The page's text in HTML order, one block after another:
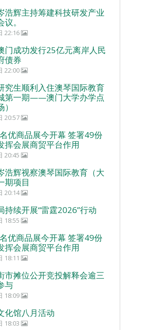
浩辉主持筹建科技研发产业
。
22:16
门成功发行25亿元离岸人民
债券
22:00
究生顺利入住澳琴国际教育
第一期——澳门大学办学点
20:57
优商品展今开幕 签署49份
挥会展商贸平台作用
20:45
浩辉视察澳琴国际教育（大
期项目
20:14
持续开展“雷霆2026”行动
18:55
优商品展今开幕 签署49份
挥会展商贸平台作用
18:11
市摊位公开竞投解释会逾三
与
18:09
化馆八月活动
18:03